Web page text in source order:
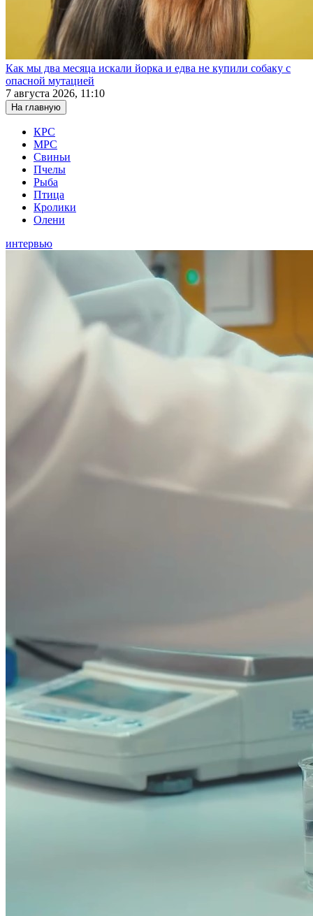
Как мы два месяца искали йорка и едва не купили собаку с
опасной мутацией
7 августа 2026, 11:10
На главную
КРС
МРС
Свиньи
Пчелы
Рыба
Птица
Кролики
Олени
интервью